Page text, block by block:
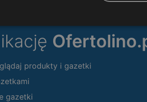
produkty i gazetki
gazetki